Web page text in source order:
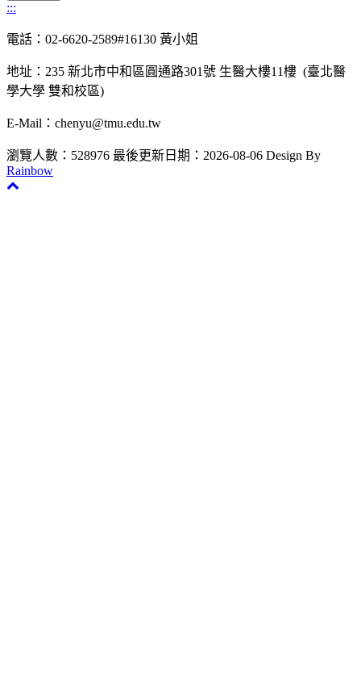
:::
電話：02-6620-2589#16130 黃小姐
地址：235 新北市中和區圓通路301號 生醫大樓11樓 (臺北醫
學大學 雙和校區)
E-Mail：chenyu@tmu.edu.tw
瀏覽人數：528976 最後更新日期：2026-08-06 Design By
Rainbow